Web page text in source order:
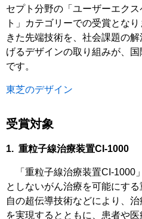
セプト分野の「ユーザーエク
ト」カテゴリーでの受賞とな
きた先端技術を、社会課題の
げるデザインの取り組みが、
です。
東芝のデザイン
受賞対象
1. 重粒子線治療装置CI-1000
「重粒子線治療装置CI-1000
としないがん治療を可能にす
自の超伝導技術などにより、
を実現するとともに、患者や